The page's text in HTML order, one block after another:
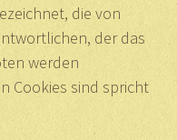
die von
der das
werden
Cookies sind spricht